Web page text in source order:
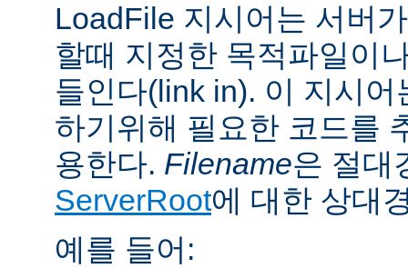
LoadFile 지시어는 서버
할때 지정한 목적파일이
들인다(link in). 이 지시
하기위해 필요한 코드를
용한다. Filename은 절대
ServerRoot에 대한 상대
예를 들어: